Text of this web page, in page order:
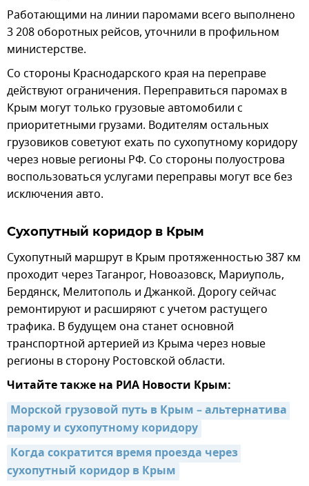
Работающими на линии паромами всего выполнено
3 208 оборотных рейсов, уточнили в профильном
министерстве.
Со стороны Краснодарского края на переправе
действуют ограничения. Переправиться паромах в
Крым могут только грузовые автомобили с
приоритетными грузами. Водителям остальных
грузовиков советуют ехать по сухопутному коридору
через новые регионы РФ. Со стороны полуострова
воспользоваться услугами переправы могут все без
исключения авто.
Сухопутный коридор в Крым
Сухопутный маршрут в Крым протяженностью 387 км
проходит через Таганрог, Новоазовск, Мариуполь,
Бердянск, Мелитополь и Джанкой. Дорогу сейчас
ремонтируют и расширяют с учетом растущего
трафика. В будущем она станет основной
транспортной артерией из Крыма через новые
регионы в сторону Ростовской области.
Читайте также на РИА Новости Крым:
Морской грузовой путь в Крым – альтернатива
парому и сухопутному коридору
Когда сократится время проезда через
сухопутный коридор в Крым